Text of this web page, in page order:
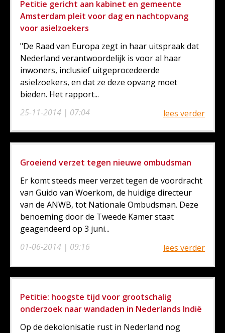
Petitie gericht aan kabinet en gemeente
Amsterdam pleit voor dag en nachtopvang
voor asielzoekers
25-11-2014 | 07:04
"De Raad van Europa zegt in haar uitspraak dat
Nederland verantwoordelijk is voor al haar
inwoners, inclusief uitgeprocedeerde
asielzoekers, en dat ze deze opvang moet
bieden. Het rapport...
lees verder
Groeiend verzet tegen nieuwe ombudsman
01-06-2014 | 09:16
Er komt steeds meer verzet tegen de voordracht
van Guido van Woerkom, de huidige directeur
van de ANWB, tot Nationale Ombudsman. Deze
benoeming door de Tweede Kamer staat
geagendeerd op 3 juni...
lees verder
Petitie: hoogste tijd voor grootschalig
onderzoek naar wandaden in Nederlands Indië
Op de dekolonisatie rust in Nederland nog